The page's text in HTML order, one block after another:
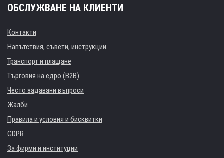
ОБСЛУЖВАНЕ НА КЛИЕНТИ
Контакти
Напътствия, съвети, инструкции
Транспорт и плащане
Търговия на едро (B2B)
Често задавани въпроси
Жалби
Правила и условия и бисквитки
GDPR
За фирми и институции